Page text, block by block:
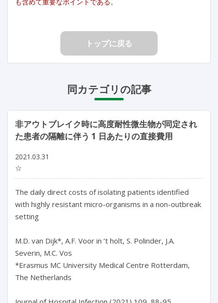
も含めて重要なポイントである。
トップに戻る
同カテゴリの記事
非アウトブレイク時に高度耐性微生物が同定され
た患者の隔離に伴う 1 日あたりの直接費用
2021.03.31
☆
The daily direct costs of isolating patients identified
with highly resistant micro-organisms in a non-outbreak
setting
M.D. van Dijk*, A.F. Voor in ’t holt, S. Polinder, J.A.
Severin, M.C. Vos
*Erasmus MC University Medical Centre Rotterdam,
The Netherlands